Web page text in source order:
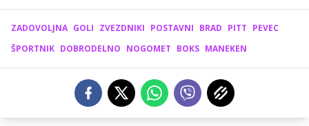
ZADOVOLJNA GOLI ZVEZDNIKI POSTAVNI BRAD PITT PEVEC
ŠPORTNIK DOBRODELNO NOGOMET BOKS MANEKEN